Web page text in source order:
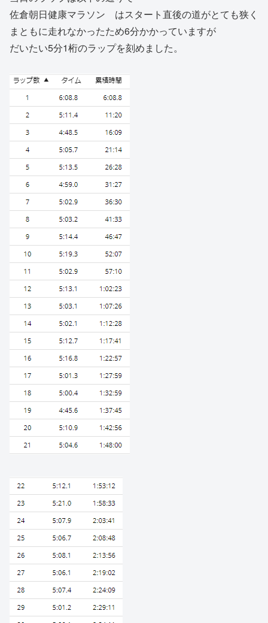
佐倉朝日健康マラソン はスタート直後の道がとても狭く
まともに走れなかったため6分かかっていますが
だいたい5分1桁のラップを刻めました。